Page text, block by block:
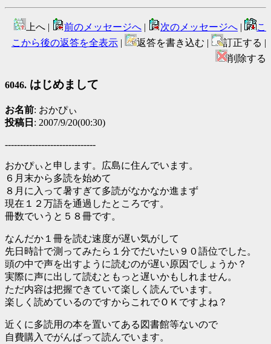
上へ | 前のメッセージへ | 次のメッセージへ |
こ
こから後の返答を全表示 | 返答を書き込む |
訂正する |
削除する
6046. はじめまして
お名前: おかぴぃ
投稿日 : 2007/9/20(00:30)
------------------------------
おかぴぃと申します。広島に住んでいます。
６月末から多読を始めて
８月に入って暑すぎて多読がなかなか進まず
現在１２万語を通過したところです。
冊数でいうと５８冊です。
なんだか１冊を読む速度が遅い気がして
先日時計で測ってみたら１分でだいたい９０語位でした。
頭の中で声を出すように読むのが遅い原因でしょうか？
実際に声に出して読むともっと遅いかもしれません。
ただ内容は把握できていて楽しく読んでいます。
楽しく読めているのですからこれでＯＫですよね？
近くに多読用の本を置いてある図書館等ないので
自費購入でがんばって読んでいます。